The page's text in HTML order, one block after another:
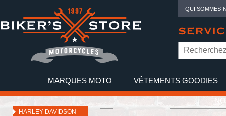
QUI SOMMES-
MARQUES MOTO VÊTEMENTS GOODIES
HARLEY-DAVIDSON